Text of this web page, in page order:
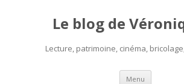
Le blog de
Lecture, patrimoine, cinéma,
Menu Aller